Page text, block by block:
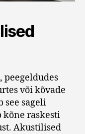
peegeldudes
või kõvade
see sageli
kõne raskesti
Akustilised